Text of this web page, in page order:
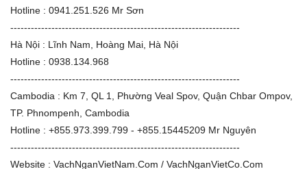
Hotline : 0941.251.526 Mr Sơn
-------------------------------------------------------------------
Hà Nội : Lĩnh Nam, Hoàng Mai, Hà Nội
Hotline : 0938.134.968
-------------------------------------------------------------------
Cambodia : Km 7, QL 1, Phường Veal Spov, Quận Chbar Ompov,
TP. Phnompenh, Cambodia
Hotline : +855.973.399.799 - +855.15445209 Mr Nguyên
-------------------------------------------------------------------
Website : VachNganVietNam.Com / VachNganVietCo.Com